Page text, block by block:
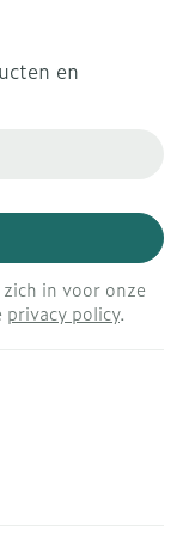
en
in voor onze
privacy policy.